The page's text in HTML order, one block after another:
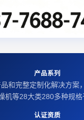
产品系列
和完整定制化解决方案
机等28大类280多种规
认证资质